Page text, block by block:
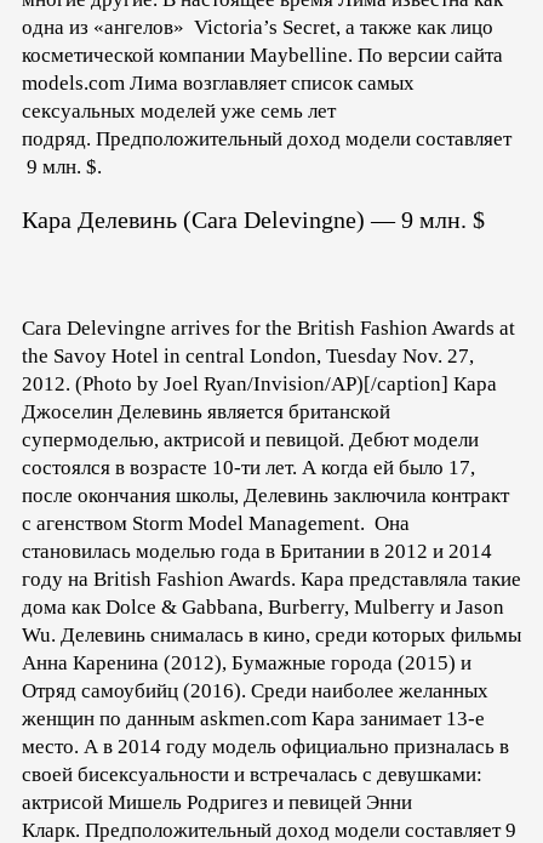
одна из «ангелов» Victoria’s Secret, а также как лицо
косметической компании Maybelline. По версии сайта
models.com Лима возглавляет список самых
сексуальных моделей уже семь лет
подряд. Предположительный доход модели составляет
9 млн. $.
Кара Делевинь (Cara Delevingne) — 9 млн. $
Cara Delevingne arrives for the British Fashion Awards at
the Savoy Hotel in central London, Tuesday Nov. 27,
2012. (Photo by Joel Ryan/Invision/AP)[/caption] Кара
Джоселин Делевинь является британской
супермоделью, актрисой и певицой. Дебют модели
состоялся в возрасте 10-ти лет. А когда ей было 17,
после окончания школы, Делевинь заключила контракт
с агенством Storm Model Management. Она
становилась моделью года в Британии в 2012 и 2014
году на British Fashion Awards. Кара представляла такие
дома как Dolce & Gabbana, Burberry, Mulberry и Jason
Wu. Делевинь снималась в кино, среди которых фильмы
Анна Каренина (2012), Бумажные города (2015) и
Отряд самоубийц (2016). Среди наиболее желанных
женщин по данным askmen.com Кара занимает 13-е
место. А в 2014 году модель официально призналась в
своей бисексуальности и встречалась с девушками:
актрисой Мишель Родригез и певицей Энни
Кларк. Предположительный доход модели составляет 9